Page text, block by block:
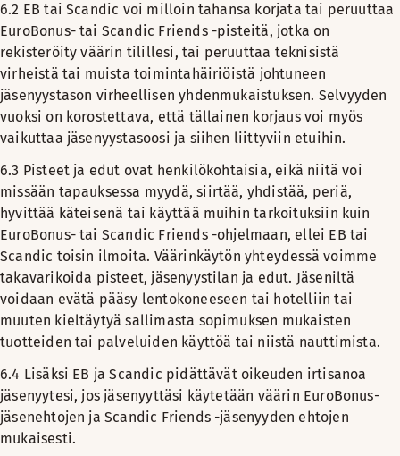
6.2 EB tai Scandic voi milloin tahansa korjata tai peruuttaa
EuroBonus- tai Scandic Friends -pisteitä, jotka on
rekisteröity väärin tilillesi, tai peruuttaa teknisistä
virheistä tai muista toimintahäiriöistä johtuneen
jäsenyystason virheellisen yhdenmukaistuksen. Selvyyden
vuoksi on korostettava, että tällainen korjaus voi myös
vaikuttaa jäsenyystasoosi ja siihen liittyviin etuihin.
6.3 Pisteet ja edut ovat henkilökohtaisia, eikä niitä voi
missään tapauksessa myydä, siirtää, yhdistää, periä,
hyvittää käteisenä tai käyttää muihin tarkoituksiin kuin
EuroBonus- tai Scandic Friends -ohjelmaan, ellei EB tai
Scandic toisin ilmoita. Väärinkäytön yhteydessä voimme
takavarikoida pisteet, jäsenyystilan ja edut. Jäseniltä
voidaan evätä pääsy lentokoneeseen tai hotelliin tai
muuten kieltäytyä sallimasta sopimuksen mukaisten
tuotteiden tai palveluiden käyttöä tai niistä nauttimista.
6.4 Lisäksi EB ja Scandic pidättävät oikeuden irtisanoa
jäsenyytesi, jos jäsenyyttäsi käytetään väärin EuroBonus-
jäsenehtojen ja Scandic Friends -jäsenyyden ehtojen
mukaisesti.